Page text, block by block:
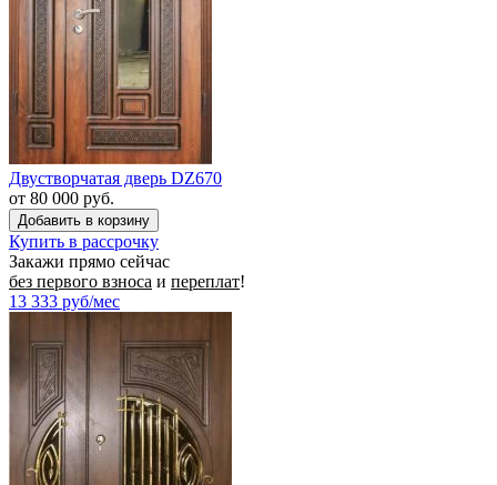
Двустворчатая дверь DZ670
от 80 000 руб.
Купить в рассрочку
Закажи прямо сейчас
без первого взноса и переплат!
13 333 руб/мес